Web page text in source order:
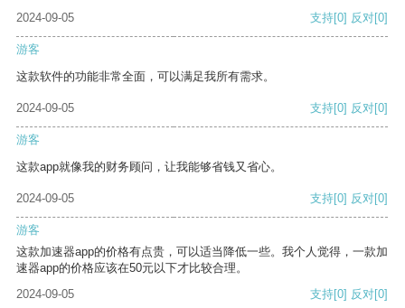
2024-09-05 支持[0] 反对[0]
游客
这款软件的功能非常全面，可以满足我所有需求。
2024-09-05 支持[0] 反对[0]
游客
这款app就像我的财务顾问，让我能够省钱又省心。
2024-09-05 支持[0] 反对[0]
游客
这款加速器app的价格有点贵，可以适当降低一些。我个人觉得，一款加
速器app的价格应该在50元以下才比较合理。
2024-09-05
支持[0] 反对[0]